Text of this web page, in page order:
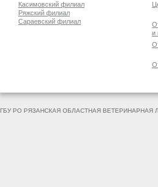
Касимовский филиал
Ряжский филиал
Сараевский филиал
и
ГБУ РО РЯЗАНСКАЯ ОБЛАСТНАЯ ВЕТЕРИНАРНАЯ